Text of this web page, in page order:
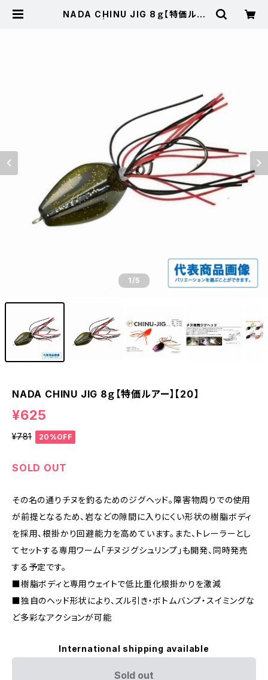
NADA CHINU JIG 8ｇ【特価ルア
1/5
NADA CHINU JIG 8ｇ【特価ルアー】【20】
¥625
¥781 20%OFF
SOLD OUT
その名の通りチヌを釣るためのジグヘッド。障害物周りでの使用
が前提となるため、岩などの隙間に入りにくい形状の樹脂ボディ
を採用、根掛かり回避能力を高めています。また、トレーラーとし
てセットする専用ワーム「チヌジグシュリンプ」も開発、同時発売
する予定です。
■樹脂ボディと専用ウェイトで低比重化根掛かりを激減
■独自のヘッド形状により、ズル引き・ボトムバンプ・スイミングな
ど多彩なアクションが可能
International shipping available
Sold out